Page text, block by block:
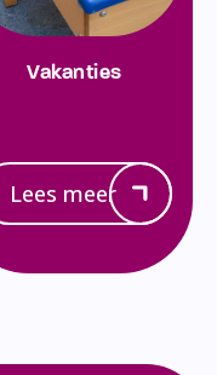
Vakanties
Lees meer